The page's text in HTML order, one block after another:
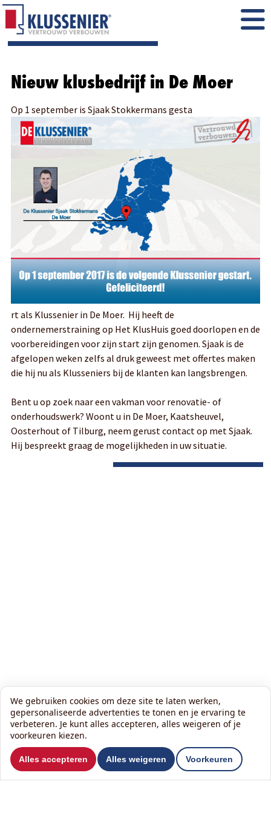
Nieuw klusbedrijf in De Moer
Op 1 september is Sjaak Stokkermans gesta
rt als Klussenier in De Moer. Hij heeft de
ondernemerstraining op Het KlusHuis goed doorlopen en de
voorbereidingen voor zijn start zijn genomen. Sjaak is de
afgelopen weken zelfs al druk geweest met offertes maken
die hij nu als Klusseniers bij de klanten kan langsbrengen.
Bent u op zoek naar een vakman voor renovatie- of
onderhoudswerk? Woont u in De Moer, Kaatsheuvel,
Oosterhout of Tilburg, neem gerust contact op met Sjaak.
Hij bespreekt graag de mogelijkheden in uw situatie.
Wilt u ons volgen?
Lees onze nieuwsbrief:
We gebruiken cookies om deze site te laten werken,
gepersonaliseerde advertenties te tonen en je ervaring te
verbeteren. Je kunt alles accepteren, alles weigeren of je
voorkeuren kiezen.
Alles accepteren Alles weigeren Voorkeuren